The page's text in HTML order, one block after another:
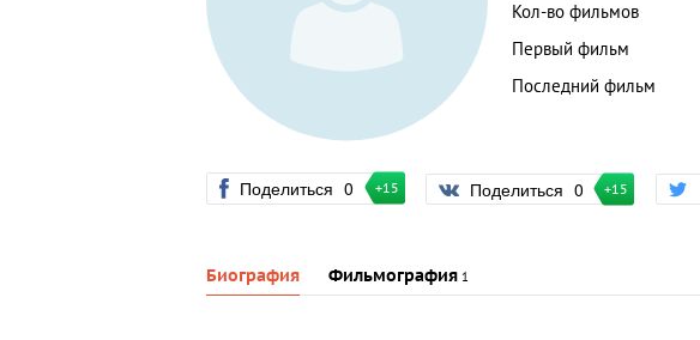
Кол-во фильмов
Первый фильм
Последний фильм
Поделиться 0 +15 Поделиться 0 +15
Биография Фильмография 1